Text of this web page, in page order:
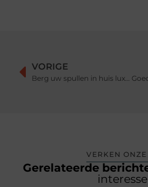
VORIGE
Berg uw spullen in huis luxueus op in een leren opbergdoos
VERKEN ONZE
Gerelateerde